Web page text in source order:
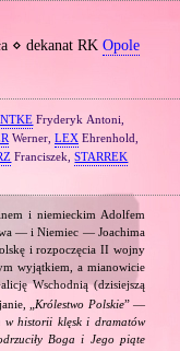
⋄ dekanat RK Opole
Fryderyk Antoni,
Werner, LEXEhrenhold,
Franciszek,STARREK
i niemieckim Adolfem
— i Niemiec — Joachima
i rozpoczęcia II wojny
wyjątkiem, a mianowicie
Wschodnią (dzisiejszą
„Królestwo Polskie” —
w historii klęsk i dramatów
Boga i Jego piąte